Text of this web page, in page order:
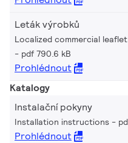
Leták výrobků
Localized commercial
pdf 790.6 kB
Prohlédnout
Katalogy
Instalační pokyny
Installation instructions
Prohlédnout